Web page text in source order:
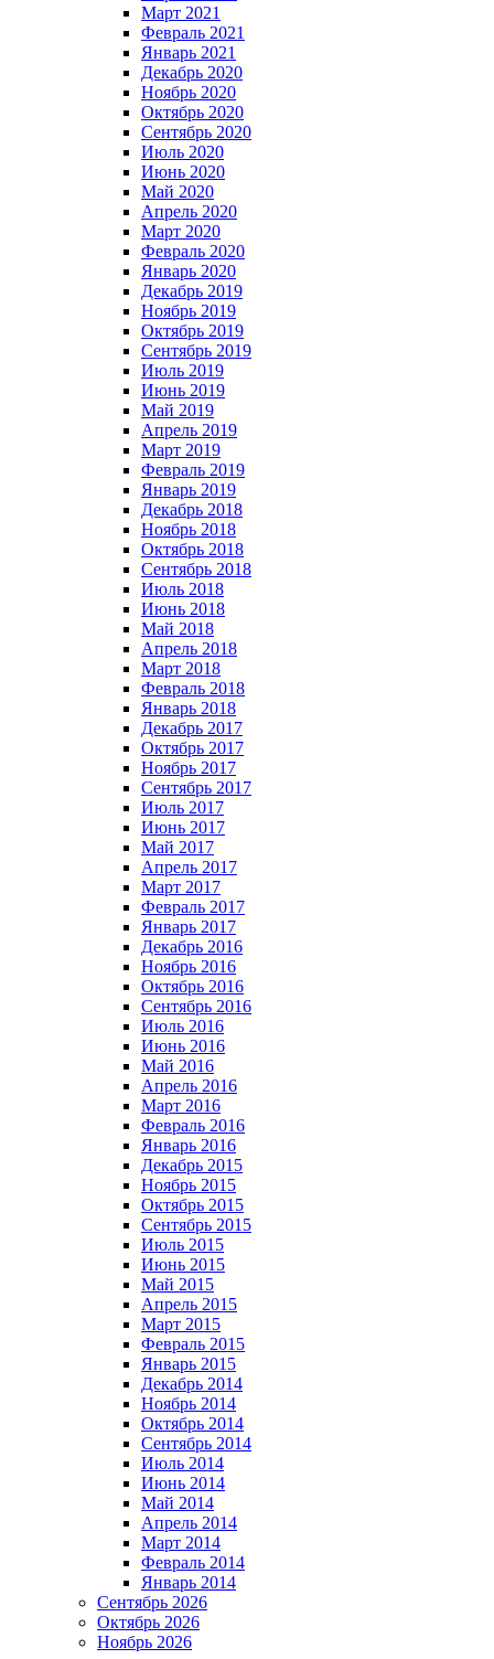
Март 2021
Февраль 2021
Январь 2021
Декабрь 2020
Ноябрь 2020
Октябрь 2020
Сентябрь 2020
Июль 2020
Июнь 2020
Май 2020
Апрель 2020
Март 2020
Февраль 2020
Январь 2020
Декабрь 2019
Ноябрь 2019
Октябрь 2019
Сентябрь 2019
Июль 2019
Июнь 2019
Май 2019
Апрель 2019
Март 2019
Февраль 2019
Январь 2019
Декабрь 2018
Ноябрь 2018
Октябрь 2018
Сентябрь 2018
Июль 2018
Июнь 2018
Май 2018
Апрель 2018
Март 2018
Февраль 2018
Январь 2018
Декабрь 2017
Октябрь 2017
Ноябрь 2017
Сентябрь 2017
Июль 2017
Июнь 2017
Май 2017
Апрель 2017
Март 2017
Февраль 2017
Январь 2017
Декабрь 2016
Ноябрь 2016
Октябрь 2016
Сентябрь 2016
Июль 2016
Июнь 2016
Май 2016
Апрель 2016
Март 2016
Февраль 2016
Январь 2016
Декабрь 2015
Ноябрь 2015
Октябрь 2015
Сентябрь 2015
Июль 2015
Июнь 2015
Май 2015
Апрель 2015
Март 2015
Февраль 2015
Январь 2015
Декабрь 2014
Ноябрь 2014
Октябрь 2014
Сентябрь 2014
Июль 2014
Июнь 2014
Май 2014
Апрель 2014
Март 2014
Февраль 2014
Январь 2014
Сентябрь 2026
Октябрь 2026
Ноябрь 2026